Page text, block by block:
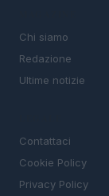
Chi siamo
Redazione
Ultime notizie
Contattaci
Cookie Policy
Privacy Policy